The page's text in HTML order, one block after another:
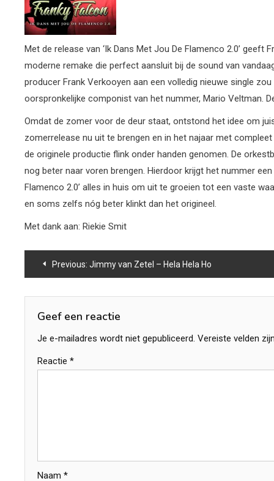
Met de release van ‘Ik Dans Met Jou De Flamenco 2.0’
moderne remake die perfect aansluit bij de sound van
producer Frank Verkooyen aan een volledig nieuwe single
oorspronkelijke componist van het nummer, Mario Veltman.
Omdat de zomer voor de deur staat, ontstond het idee om
zomerrelease nu uit te brengen en in het najaar met
de originele productie flink onder handen genomen. De
nog beter naar voren brengen. Hierdoor krijgt het nummer
Flamenco 2.0’ alles in huis om uit te groeien tot een vaste
en soms zelfs nóg beter klinkt dan het origineel.
Met dank aan: Riekie Smit
Bericht
navigatie
Previous: Jimmy van Zetel – Hela Hela Ho
Geef een reactie
Je e-mailadres wordt niet gepubliceerd. Vereiste velden
Reactie *
Naam *